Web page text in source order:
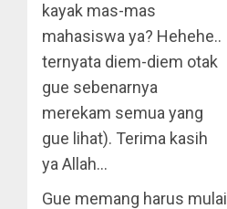
kayak mas-mas
mahasiswa ya? Hehehe..
ternyata diem-diem otak
gue sebenarnya
merekam semua yang
gue lihat). Terima kasih
ya Allah…
Gue memang harus mulai